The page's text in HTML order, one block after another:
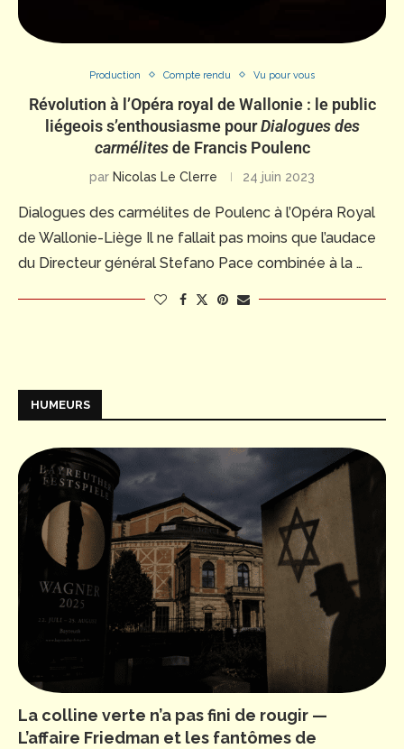
Production Compte rendu Vu pour vous
Révolution à l’Opéra royal de Wallonie : le public
liégeois s’enthousiasme pourDialogues des
carmélitesde Francis Poulenc
par Nicolas Le Clerre 24 juin 2023
Dialogues des carmélites de Poulenc à l’Opéra Royal
de Wallonie-Liège Il ne fallait pas moins que l’audace
du Directeur général Stefano Pace combinée à la …
HUMEURS
La colline verte n’a pas fini de rougir —
L’affaire Friedman et les fantômes de